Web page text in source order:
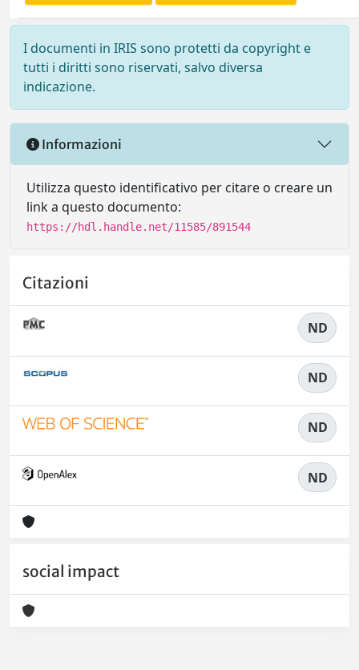
I documenti in IRIS sono protetti da copyright e
tutti i diritti sono riservati, salvo diversa
indicazione.
Informazioni
Utilizza questo identificativo per citare o creare un
link a questo documento:
https://hdl.handle.net/11585/891544
Citazioni
ND
ND
ND
ND
social impact